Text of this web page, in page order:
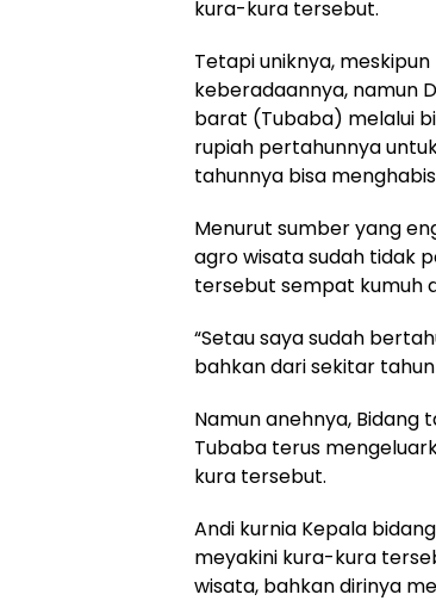
kura-kura tersebut.
Tetapi uniknya,
keberadaannya, namun
barat (Tubaba) melalui
rupiah pertahunnya
tahunnya bisa
Menurut sumber yang
agro wisata sudah tidak
tersebut sempat kumuh
“Setau saya sudah
bahkan dari sekitar
Namun anehnya, Bidang
Tubaba terus
kura tersebut.
Andi kurnia Kepala
meyakini kura-kura
wisata, bahkan dirinya